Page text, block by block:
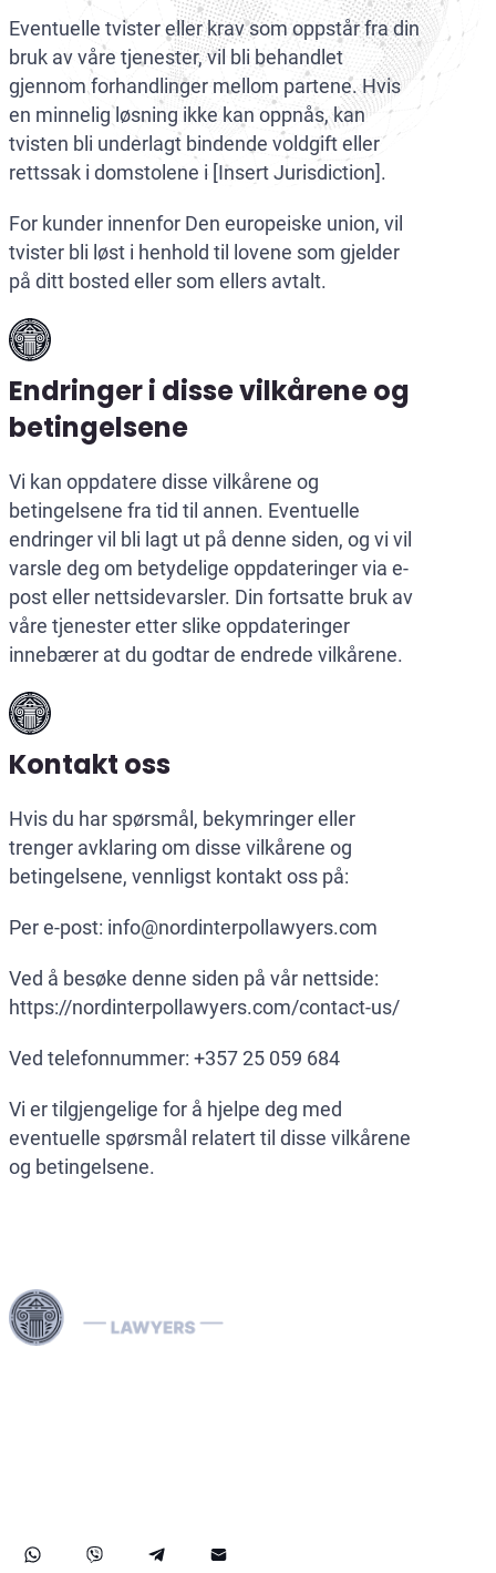
Eventuelle tvister eller krav som oppstår fra din
bruk av våre tjenester, vil bli behandlet
gjennom forhandlinger mellom partene. Hvis
en minnelig løsning ikke kan oppnås, kan
tvisten bli underlagt bindende voldgift eller
rettssak i domstolene i [Insert Jurisdiction].
For kunder innenfor Den europeiske union, vil
tvister bli løst i henhold til lovene som gjelder
på ditt bosted eller som ellers avtalt.
Endringer i disse vilkårene og
betingelsene
Vi kan oppdatere disse vilkårene og
betingelsene fra tid til annen. Eventuelle
endringer vil bli lagt ut på denne siden, og vi vil
varsle deg om betydelige oppdateringer via e-
post eller nettsidevarsler. Din fortsatte bruk av
våre tjenester etter slike oppdateringer
innebærer at du godtar de endrede vilkårene.
Kontakt oss
Hvis du har spørsmål, bekymringer eller
trenger avklaring om disse vilkårene og
betingelsene, vennligst kontakt oss på:
Per e-post: info@nordinterpollawyers.com
Ved å besøke denne siden på vår nettside:
https://nordinterpollawyers.com/contact-us/
Ved telefonnummer: +357 25 059 684
Vi er tilgjengelige for å hjelpe deg med
eventuelle spørsmål relatert til disse vilkårene
og betingelsene.